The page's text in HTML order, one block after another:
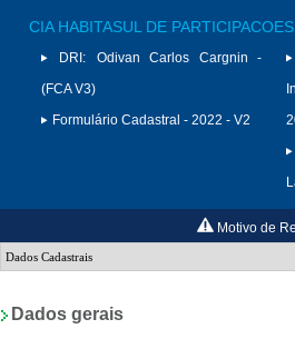
CIA HABITASUL DE PARTICIPACOES
DRI:
Odivan Carlos Cargnin -
(FCA V3)
Formulário Cadastral - 2022 - V2
Motivo de